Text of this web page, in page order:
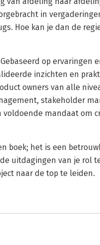
in
Hoe kan je dan de
op ervaringen
inzichten en
owners van alle
stakeholder
mandaat om
boek; het is een
uitdagingen van je rol
naar de top te leiden.